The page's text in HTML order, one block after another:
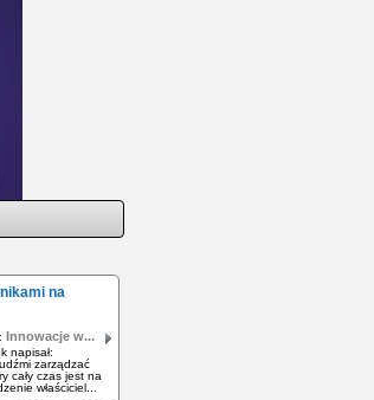
na
Innowacje w...
napisał:
zarządzać
cały czas jest na
właściciel...